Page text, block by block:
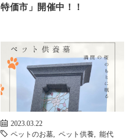
特価市」開催中！！
2023.03.22
ペットのお墓
ペット供養
能代